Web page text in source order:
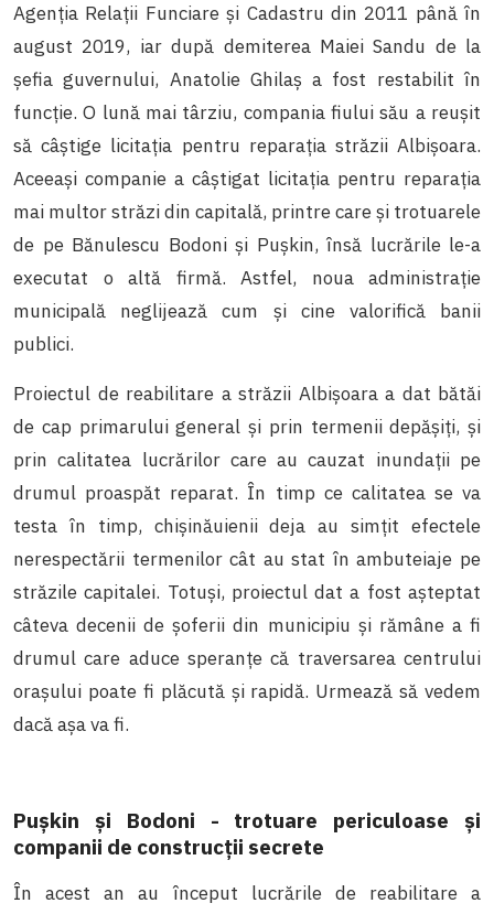
Agenția Relații Funciare și Cadastru din 2011 până în
august 2019, iar după demiterea Maiei Sandu de la
șefia guvernului, Anatolie Ghilaș a fost restabilit în
funcție. O lună mai târziu, compania fiului său a reușit
să câștige licitația pentru reparația străzii Albișoara.
Aceeași companie a câștigat licitația pentru reparația
mai multor străzi din capitală, printre care și trotuarele
de pe Bănulescu Bodoni și Pușkin, însă lucrările le-a
executat o altă firmă. Astfel, noua administrație
municipală neglijează cum și cine valorifică banii
publici.
Proiectul de reabilitare a străzii Albișoara a dat bătăi
de cap primarului general și prin termenii depășiți, și
prin calitatea lucrărilor care au cauzat inundații pe
drumul proaspăt reparat. În timp ce calitatea se va
testa în timp, chișinăuienii deja au simțit efectele
nerespectării termenilor cât au stat în ambuteiaje pe
străzile capitalei. Totuși, proiectul dat a fost așteptat
câteva decenii de șoferii din municipiu și rămâne a fi
drumul care aduce speranțe că traversarea centrului
orașului poate fi plăcută și rapidă. Urmează să vedem
dacă așa va fi.
Pușkin și Bodoni - trotuare periculoase și
companii de construcții secrete
În acest an au început lucrările de reabilitare a